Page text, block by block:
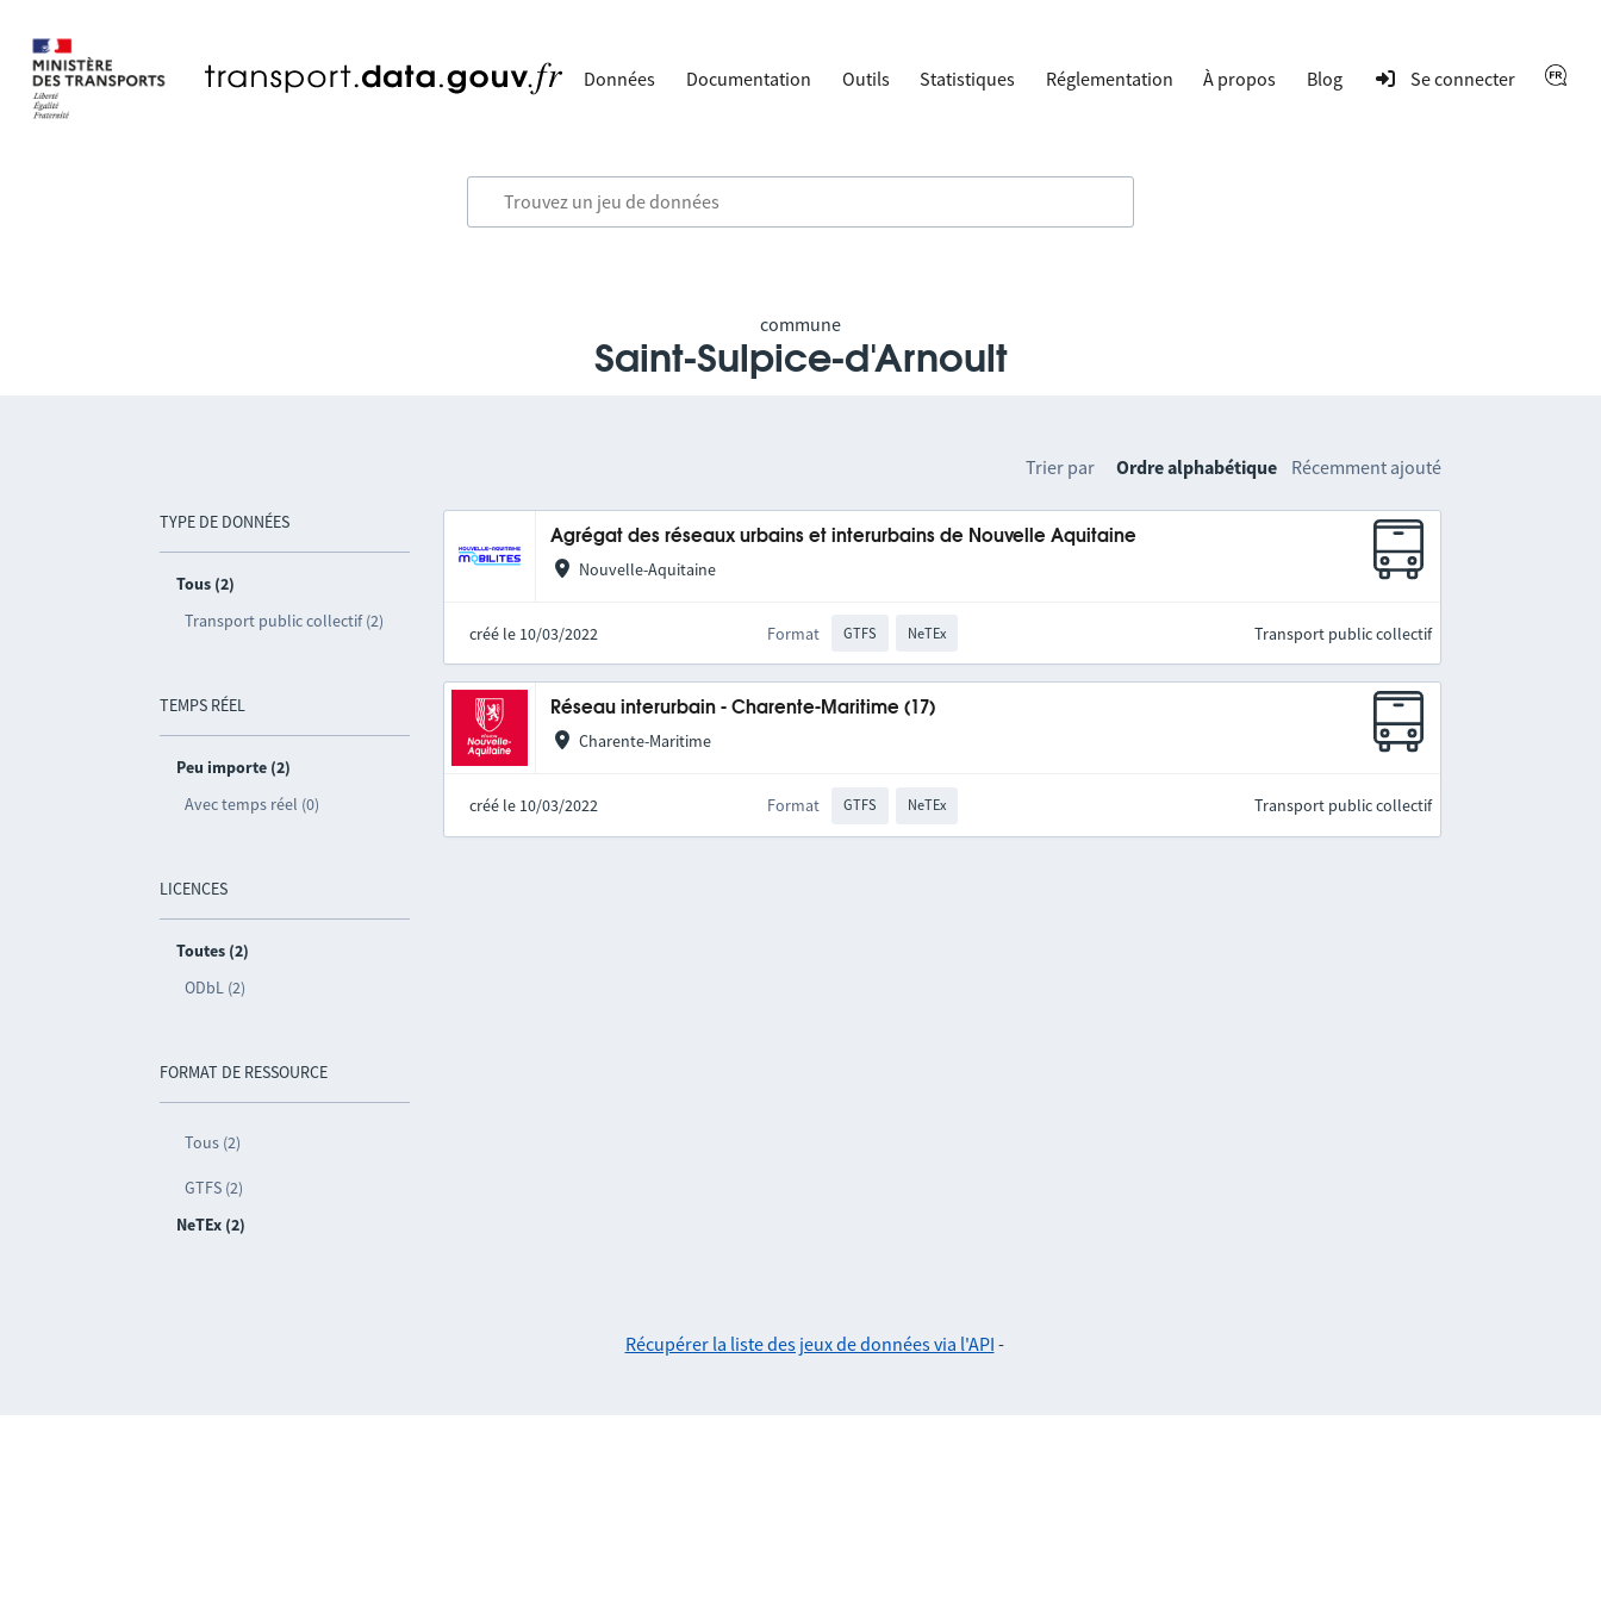
Données Documentation Outils Statistiques Réglementation À propos Blog Se connecter
commune
Saint-Sulpice-d'Arnoult
TYPE DE DONNÉES
Tous (2)
Transport public collectif (2)
TEMPS RÉEL
Peu importe (2)
Avec temps réel (0)
LICENCES
Toutes (2)
ODbL (2)
FORMAT DE RESSOURCE
Tous (2)
GTFS (2)
NeTEx (2)
Trier par Ordre alphabétique Récemment ajouté
Agrégat des réseaux urbains et interurbains de Nouvelle Aquitaine
Nouvelle-Aquitaine
créé le 10/03/2022 Format GTFS NeTEx Transport public collectif
Réseau interurbain - Charente-Maritime (17)
Charente-Maritime
créé le 10/03/2022 Format GTFS NeTEx Transport public collectif
Récupérer la liste des jeux de données via l'API -